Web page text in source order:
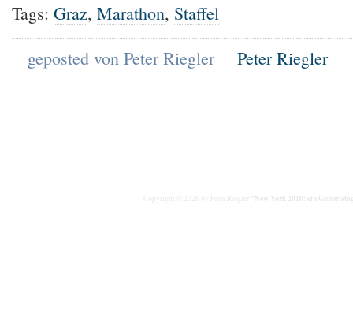
Tags: Graz, Marathon, Staffel
geposted von Peter Riegler
Peter Riegler
Copyright © 2026 by Peter Riegler "New York 2010: ein